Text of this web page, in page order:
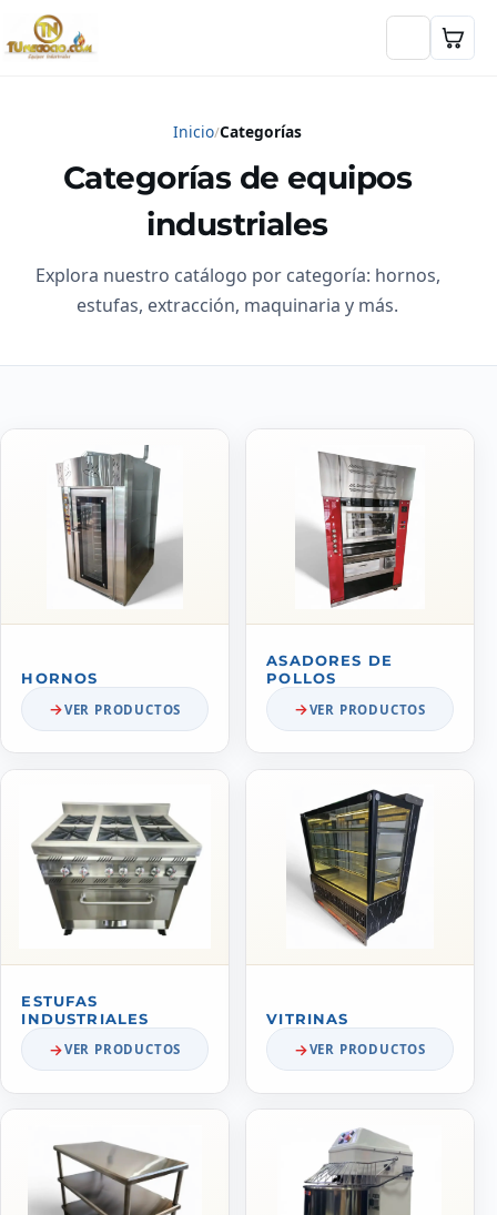
Inicio Categorías
Categorías de equipos
industriales
Explora nuestro catálogo por categoría: hornos,
estufas, extracción, maquinaria y más.
HORNOS
VER PRODUCTOS
ASADORES DE
POLLOS
VER PRODUCTOS
ESTUFAS
INDUSTRIALES
VER PRODUCTOS
VITRINAS
VER PRODUCTOS